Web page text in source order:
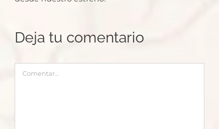
Deja tu comentario
Comentar